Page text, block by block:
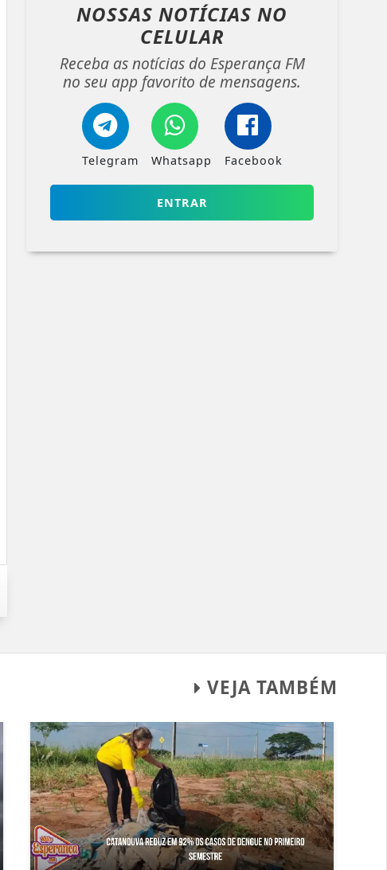
NOSSAS NOTÍCIASNO
CELULAR
Receba as notícias do Esperança FM
no seu app favorito de mensagens.
Telegram Whatsapp Facebook
ENTRAR
VEJA TAMBÉM